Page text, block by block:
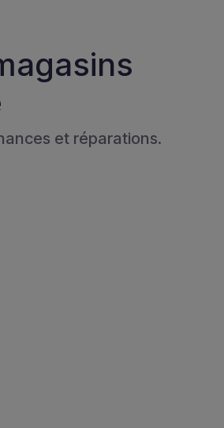
et réparations.